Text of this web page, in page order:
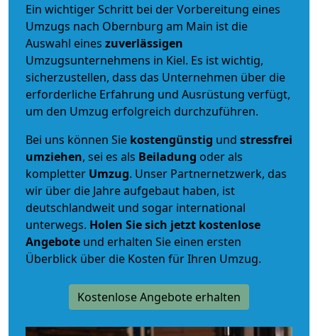
Ein wichtiger Schritt bei der Vorbereitung eines
Umzugs nach Obernburg am Main ist die
Auswahl eines zuverlässigen
Umzugsunternehmens in Kiel. Es ist wichtig,
sicherzustellen, dass das Unternehmen über die
erforderliche Erfahrung und Ausrüstung verfügt,
um den Umzug erfolgreich durchzuführen.
Bei uns können Sie kostengünstig und stressfrei
umziehen, sei es als Beiladung oder als
kompletter Umzug. Unser Partnernetzwerk, das
wir über die Jahre aufgebaut haben, ist
deutschlandweit und sogar international
unterwegs. Holen Sie sich jetzt kostenlose
Angebote und erhalten Sie einen ersten
Überblick über die Kosten für Ihren Umzug.
Kostenlose Angebote erhalten